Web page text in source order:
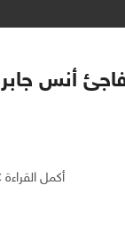
أنس جابر
أكمل القراءة